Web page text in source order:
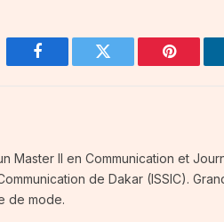
Facebook Twitter Pinterest
Master II en Communication et
de Dakar (ISSIC).
de mode.